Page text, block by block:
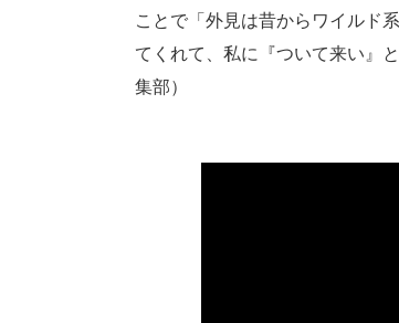
ことで「外見は昔からワイルド
てくれて、私に『ついて来い』
集部）